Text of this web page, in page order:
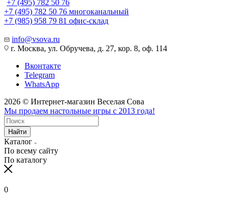
+7 (495) 782 50 76
+7 (495) 782 50 76 многоканальный
+7 (985) 958 79 81 офис-склад
info@vsova.ru
г. Москва, ул. Обручева, д. 27, кор. 8, оф. 114
Вконтакте
Telegram
WhatsApp
2026 © Интернет-магазин Веселая Сова
Мы продаем настольные игры с 2013 года!
Найти
Каталог
По всему сайту
По каталогу
0